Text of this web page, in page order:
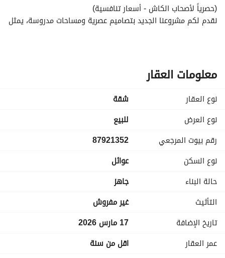
(حصرياً لأصحاب الكاش - أسعار تنافسية)
الخيار الأول: شقة 4 غرف (واجهة أمامية)
المساحة:
120 متر مربع.
السعر:
439,000 ريال سعودي فقط.
المساحة:
101 متر مربع.
السعر:
369,000 ريال سعودي فقط.
أسعار استثنائية في مرحلة ما قبل التنفيذ.
فرصة استثمارية بنظام الدفع النقدي (كاش).
موقع حيوي وتصميم يلبي احتياجات السوق.
معلومات العقار
نوع العقار
شقة
نوع العرض
للبيع
رقم بيوت المرجعي
87921352
نوع السكن
عوائل
حالة البناء
جاهز
التأثيث
غير مفروش
تاريخ الإضافة
17 مارس 2026
عمر العقار
اقل من سنة